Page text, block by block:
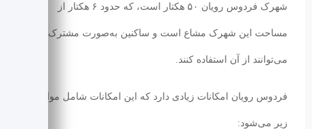
شهرک فردوس رویان ۵۰ هکتار است، که حدود ۶ هکتار از
مساحت این شهرک مشاع است و ساکنین به‌صورت مشترک
می‌توانند از آن استفاده کنند.
فردوس رویان امکانات زیادی دارد که این امکانات شامل موارد
زیر می‌شود: